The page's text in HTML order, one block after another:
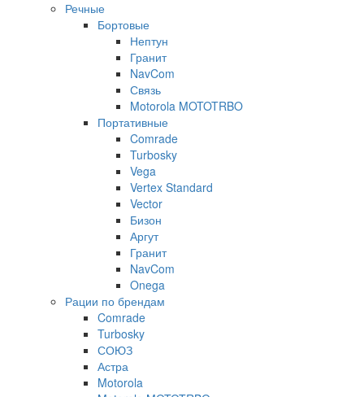
Речные
Бортовые
Нептун
Гранит
NavCom
Связь
Motorola MOTOTRBO
Портативные
Comrade
Turbosky
Vega
Vertex Standard
Vector
Бизон
Аргут
Гранит
NavCom
Onega
Рации по брендам
Comrade
Turbosky
СОЮЗ
Астра
Motorola